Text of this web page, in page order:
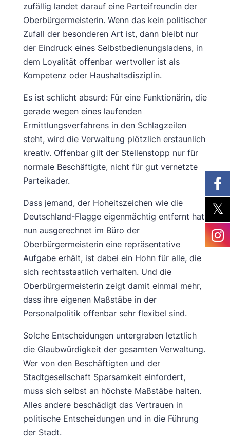
zufällig landet darauf eine Parteifreundin der
Oberbürgermeisterin. Wenn das kein politischer
Zufall der besonderen Art ist, dann bleibt nur
der Eindruck eines Selbstbedienungsladens, in
dem Loyalität offenbar wertvoller ist als
Kompetenz oder Haushaltsdisziplin.
Es ist schlicht absurd: Für eine Funktionärin, die
gerade wegen eines laufenden
Ermittlungsverfahrens in den Schlagzeilen
steht, wird die Verwaltung plötzlich erstaunlich
kreativ. Offenbar gilt der Stellenstopp nur für
normale Beschäftigte, nicht für gut vernetzte
Parteikader.
Dass jemand, der Hoheitszeichen wie die
Deutschland-Flagge eigenmächtig entfernt hat,
nun ausgerechnet im Büro der
Oberbürgermeisterin eine repräsentative
Aufgabe erhält, ist dabei ein Hohn für alle, die
sich rechtsstaatlich verhalten. Und die
Oberbürgermeisterin zeigt damit einmal mehr,
dass ihre eigenen Maßstäbe in der
Personalpolitik offenbar sehr flexibel sind.
Solche Entscheidungen untergraben letztlich
die Glaubwürdigkeit der gesamten Verwaltung.
Wer von den Beschäftigten und der
Stadtgesellschaft Sparsamkeit einfordert,
muss sich selbst an höchste Maßstäbe halten.
Alles andere beschädigt das Vertrauen in
politische Entscheidungen und in die Führung
der Stadt.